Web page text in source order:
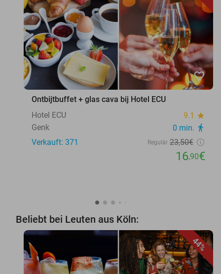
favorite_border
Ontbijtbuffet + glas cava bij Hotel ECU
Hotel ECU
9.1 star
Genk 0 min. directions_walk
Verkauft: 371 Regulär 23,50€
16,90€
Beliebt bei Leuten aus Köln:
44%